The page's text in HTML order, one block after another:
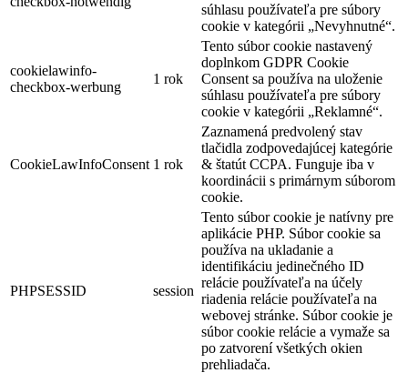
súhlasu používateľa pre súbory
cookie v kategórii „Nevyhnutné“.
cookielawinfo-
checkbox-werbung
1 rok
Tento súbor cookie nastavený
doplnkom GDPR Cookie
Consent sa používa na uloženie
súhlasu používateľa pre súbory
cookie v kategórii „Reklamné“.
CookieLawInfoConsent 1 rok
Zaznamená predvolený stav
tlačidla zodpovedajúcej kategórie
& štatút CCPA. Funguje iba v
koordinácii s primárnym súborom
cookie.
PHPSESSID session
Tento súbor cookie je natívny pre
aplikácie PHP. Súbor cookie sa
používa na ukladanie a
identifikáciu jedinečného ID
relácie používateľa na účely
riadenia relácie používateľa na
webovej stránke. Súbor cookie je
súbor cookie relácie a vymaže sa
po zatvorení všetkých okien
prehliadača.